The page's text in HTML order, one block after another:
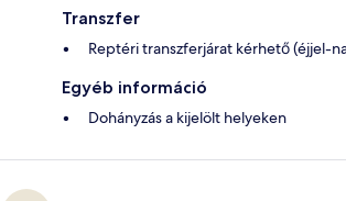
Transzfer
Reptéri transzferjárat kérhető (éjjel-
Egyéb információ
Dohányzás a kijelölt helyeken